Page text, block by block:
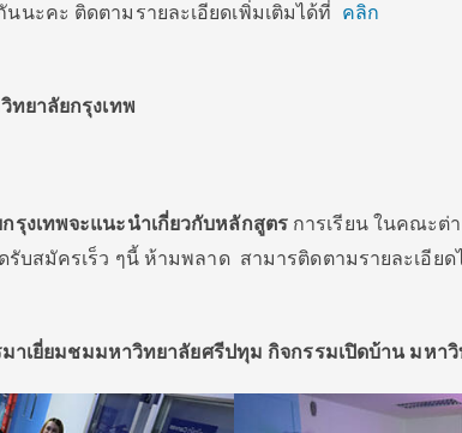
นะคะ ติดตามรายละเอียดเพิ่มเติมได้ที่
คลิก
ทยาลัยกรุงเทพ
รุงเทพจะแนะนําเกี่ยวกับหลักสูตร การเรียน ในคณะต่
รับสมัครเร็ว ๆนี้ ห้ามพลาด สามารติดตามรายละเอียด
รมาเยี่ยมชมมหาวิทยาลัยศรีปทุม กิจกรรมเปิดบ้าน มหา